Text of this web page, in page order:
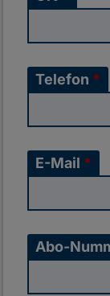
Telefon *
E-Mail *
Abo-